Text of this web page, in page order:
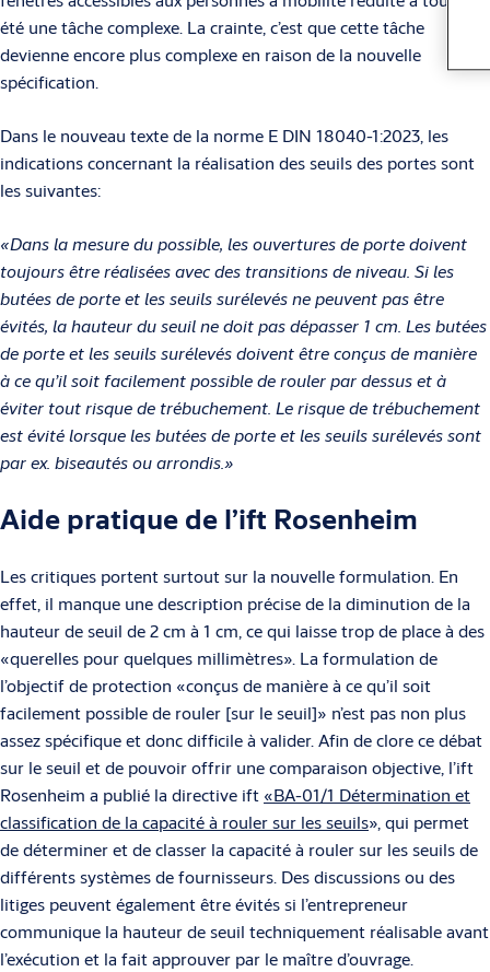
été une tâche complexe. La crainte, c’est que cette tâche
devienne encore plus complexe en raison de la nouvelle
spécification.
Dans le nouveau texte de la norme E DIN 18040-1:2023, les
indications concernant la réalisation des seuils des portes sont
les suivantes:
«Dans la mesure du possible, les ouvertures de porte doivent
toujours être réalisées avec des transitions de niveau. Si les
butées de porte et les seuils surélevés ne peuvent pas être
évités, la hauteur du seuil ne doit pas dépasser 1 cm. Les butées
de porte et les seuils surélevés doivent être conçus de manière
à ce qu’il soit facilement possible de rouler par dessus et à
éviter tout risque de trébuchement. Le risque de trébuchement
est évité lorsque les butées de porte et les seuils surélevés sont
par ex. biseautés ou arrondis.»
Aide pratique de l’ift Rosenheim
Les critiques portent surtout sur la nouvelle formulation. En
effet, il manque une description précise de la diminution de la
hauteur de seuil de 2 cm à 1 cm, ce qui laisse trop de place à des
«querelles pour quelques millimètres». La formulation de
l’objectif de protection «conçus de manière à ce qu’il soit
facilement possible de rouler [sur le seuil]» n’est pas non plus
assez spécifique et donc difficile à valider. Afin de clore ce débat
sur le seuil et de pouvoir offrir une comparaison objective, l’ift
Rosenheim a publié la directive ift «BA-01/1 Détermination et
classification de la capacité à rouler sur les seuils», qui permet
de déterminer et de classer la capacité à rouler sur les seuils de
différents systèmes de fournisseurs. Des discussions ou des
litiges peuvent également être évités si l’entrepreneur
communique la hauteur de seuil techniquement réalisable avant
l’exécution et la fait approuver par le maître d’ouvrage.